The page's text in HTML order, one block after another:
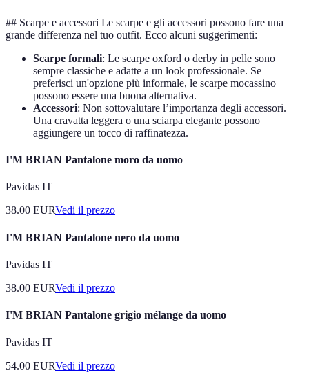
## Scarpe e accessori Le scarpe e gli accessori possono fare una
grande differenza nel tuo outfit. Ecco alcuni suggerimenti:
Scarpe formali: Le scarpe oxford o derby in pelle sono
sempre classiche e adatte a un look professionale. Se
preferisci un'opzione più informale, le scarpe mocassino
possono essere una buona alternativa.
Accessori: Non sottovalutare l’importanza degli accessori.
Una cravatta leggera o una sciarpa elegante possono
aggiungere un tocco di raffinatezza.
I'M BRIAN Pantalone moro da uomo
Pavidas IT
38.00 EURVedi il prezzo
I'M BRIAN Pantalone nero da uomo
Pavidas IT
38.00 EURVedi il prezzo
I'M BRIAN Pantalone grigio mélange da uomo
Pavidas IT
54.00 EURVedi il prezzo